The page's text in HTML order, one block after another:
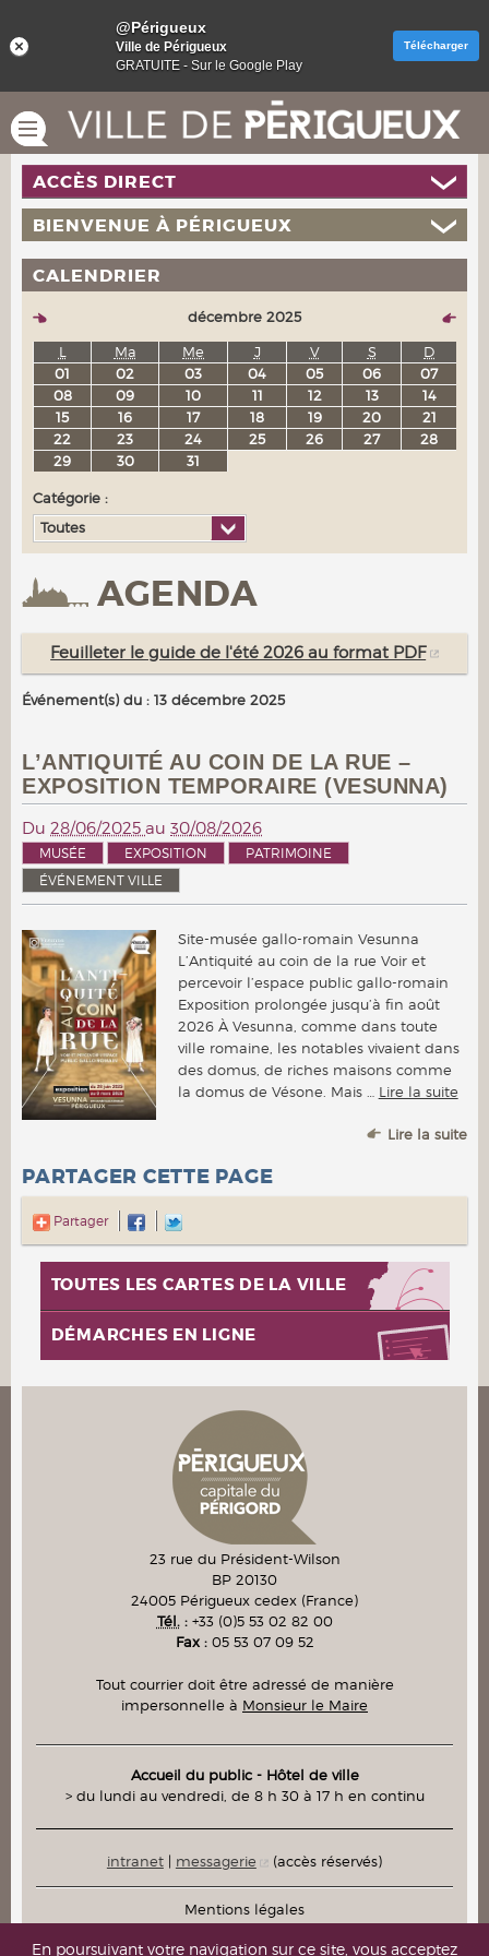
AGENDA
Feuilleter le guide de l'été 2026 au format PDF
Événement(s) du : 13 décembre 2025
L’ANTIQUITÉ AU COIN DE LA RUE –
EXPOSITION TEMPORAIRE (VESUNNA)
Du 28/06/2025 au 30/08/2026
MUSÉE EXPOSITION
PATRIMOINE
ÉVÉNEMENT VILLE
Site-musée gallo-romain Vesunna
L’Antiquité au coin de la rue Voir et
percevoir l’espace public gallo-romain
Exposition prolongée jusqu’à fin août
2026 À Vesunna, comme dans toute
ville romaine, les notables vivaient dans
des domus, de riches maisons comme
la domus de Vésone. Mais … Lire la suite
Lire la suite
PARTAGER CETTE PAGE
Partager
ACCÈS DIRECT
BIENVENUE À PÉRIGUEUX
CALENDRIER
décembre 2025
L
Ma Me J V S
D
01
02 03 04 05 06
07
08
09 10 11 12 13
14
15
16 17 18 19 20
21
22
23 24 25 26 27
28
29
30 31
Catégorie :
Toutes
TOUTES LES CARTES DE LA VILLE
DÉMARCHES EN LIGNE
23 rue du Président-Wilson
BP 20130
24005 Périgueux cedex (France)
Tél. : +33 (0)5 53 02 82 00
Fax : 05 53 07 09 52
Tout courrier doit être adressé de manière
impersonnelle à Monsieur le Maire
Accueil du public - Hôtel de ville
> du lundi au vendredi, de 8 h 30 à 17 h en continu
intranet| messagerie (accès réservés)
Mentions légales
Plan du site
En poursuivant votre navigation sur ce site, vous acceptez
@Périgueux
Ville de Périgueux
GRATUITE - Sur le Google Play
Télécharger